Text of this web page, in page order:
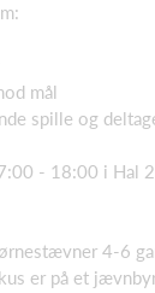
mål
spille og
- 18:00 i Hal 2
4-6
er på et